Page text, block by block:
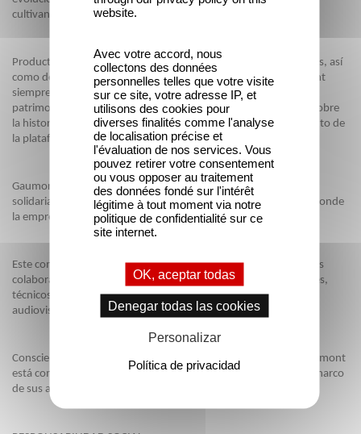
cultivando y valorizando su historia y su patrimonio.
Productora y distribuidora de largometrajes y series innovadoras, así
como de obras que reflejan la evolución de la sociedad, Gaumont
siempre ha tenido además la voluntad de destacar el valor de su
patrimonio, ya sea a través de la organización de exposiciones sobre
la historia del cine, la digitalización de las películas o el lanzamiento de
la plataforma Gaumont Classique en 2022.
Gaumont se esfuerza además por promover una sociedad más
solidaria, inclusiva y duradera, en Francia y en todos los países donde
la empresa opera.
Este compromiso no sería posible sin la participación de nuestros
colaboradores y talentos (autores, guionistas, directores, actores,
técnicos, etc.) que trabajan juntos en la creación de obras
audiovisuales originales.
Consciente de los retos en materia de desarrollo sostenible, Gaumont
está comprometida con un enfoque estructurado de RSC en el marco
de sus actividades y su gobernanza.
website.
Avec votre accord, nous
collectons des données
personnelles telles que votre visite
sur ce site, votre adresse IP, et
utilisons des cookies pour
diverses finalités comme l'analyse
de localisation précise et
l'évaluation de nos services. Vous
pouvez retirer votre consentement
ou vous opposer au traitement
des données fondé sur l'intérêt
légitime à tout moment via notre
politique de confidentialité sur ce
site internet.
OK, aceptar todas
Denegar todas las cookies
Personalizar
Política de privacidad